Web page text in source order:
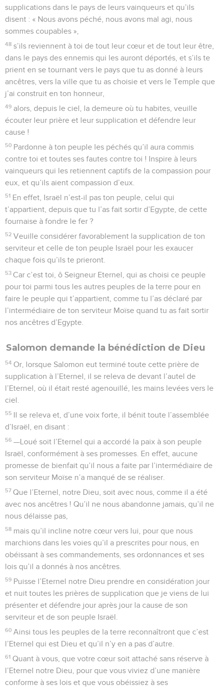
supplications dans le pays de leurs vainqueurs et qu’ils
disent : « Nous avons péché, nous avons mal agi, nous
sommes coupables »,
48 s’ils reviennent à toi de tout leur cœur et de tout leur être,
dans le pays des ennemis qui les auront déportés, et s’ils te
prient en se tournant vers le pays que tu as donné à leurs
ancêtres, vers la ville que tu as choisie et vers le Temple que
j’ai construit en ton honneur,
49 alors, depuis le ciel, la demeure où tu habites, veuille
écouter leur prière et leur supplication et défendre leur
cause !
50 Pardonne à ton peuple les péchés qu’il aura commis
contre toi et toutes ses fautes contre toi ! Inspire à leurs
vainqueurs qui les retiennent captifs de la compassion pour
eux, et qu’ils aient compassion d’eux.
51 En effet, Israël n’est-il pas ton peuple, celui qui
t’appartient, depuis que tu l’as fait sortir d’Egypte, de cette
fournaise à fondre le fer ?
52 Veuille considérer favorablement la supplication de ton
serviteur et celle de ton peuple Israël pour les exaucer
chaque fois qu’ils te prieront.
53 Car c’est toi, ô Seigneur Eternel, qui as choisi ce peuple
pour toi parmi tous les autres peuples de la terre pour en
faire le peuple qui t’appartient, comme tu l’as déclaré par
l’intermédiaire de ton serviteur Moïse quand tu as fait sortir
nos ancêtres d’Egypte.
Salomon demande la bénédiction de Dieu
54 Or, lorsque Salomon eut terminé toute cette prière de
supplication à l’Eternel, il se releva de devant l’autel de
l’Eternel, où il était resté agenouillé, les mains levées vers le
ciel.
55 Il se releva et, d’une voix forte, il bénit toute l’assemblée
d’Israël, en disant :
56 —Loué soit l’Eternel qui a accordé la paix à son peuple
Israël, conformément à ses promesses. En effet, aucune
promesse de bienfait qu’il nous a faite par l’intermédiaire de
son serviteur Moïse n’a manqué de se réaliser.
57 Que l’Eternel, notre Dieu, soit avec nous, comme il a été
avec nos ancêtres ! Qu’il ne nous abandonne jamais, qu’il ne
nous délaisse pas,
58 mais qu’il incline notre cœur vers lui, pour que nous
marchions dans les voies qu’il a prescrites pour nous, en
obéissant à ses commandements, ses ordonnances et ses
lois qu’il a donnés à nos ancêtres.
59 Puisse l’Eternel notre Dieu prendre en considération jour
et nuit toutes les prières de supplication que je viens de lui
présenter et défendre jour après jour la cause de son
serviteur et de son peuple Israël.
60 Ainsi tous les peuples de la terre reconnaîtront que c’est
l’Eternel qui est Dieu et qu’il n’y en a pas d’autre.
61 Quant à vous, que votre cœur soit attaché sans réserve à
l’Eternel notre Dieu, pour que vous viviez d’une manière
conforme à ses lois et que vous obéissiez à ses